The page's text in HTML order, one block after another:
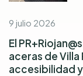
9 julio 2026
El
aceras de
accesibilidad